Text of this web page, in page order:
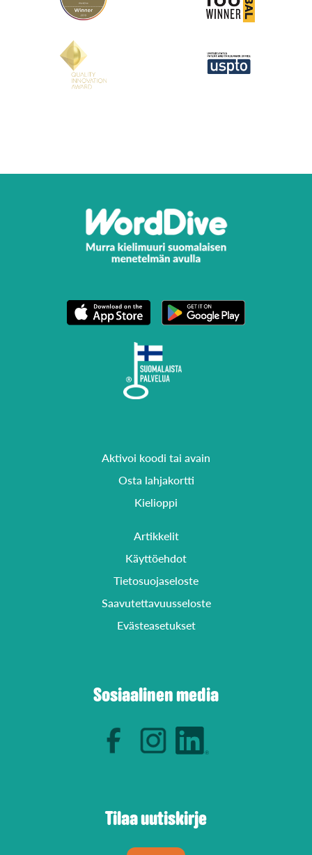
Aktivoi koodi tai avain
Osta lahjakortti
Kielioppi
Artikkelit
Käyttöehdot
Tietosuojaseloste
Saavutettavuusseloste
Evästeasetukset
Sosiaalinen media
Tilaa uutiskirje